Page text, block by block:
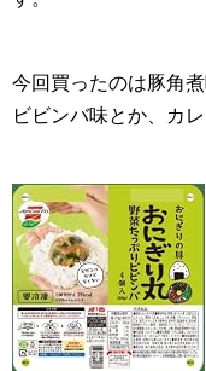
今回買ったのは豚角
ビビンバ味とか、カ